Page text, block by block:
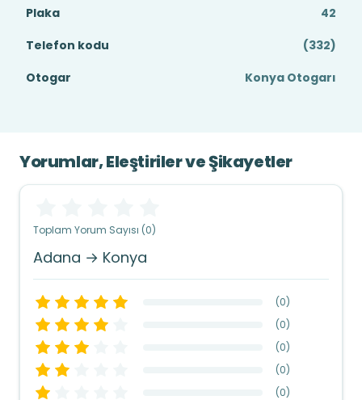
Plaka
42
Telefon kodu
(332)
Otogar
Konya Otogarı
Yorumlar, Eleştiriler ve Şikayetler
Toplam Yorum Sayısı (0)
Adana → Konya
(0)
(0)
(0)
(0)
(0)